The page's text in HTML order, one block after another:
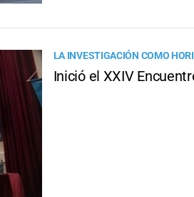
LA INVESTIGACIÓN COMO
Inició el XXIV